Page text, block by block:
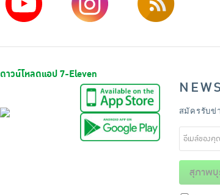
ดาวน์โหลดแอป 7-Eleven
สมัครรับข่
สุภาพ